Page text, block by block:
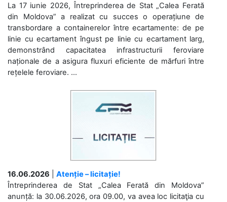
La 17 iunie 2026, Întreprinderea de Stat „Calea Ferată
din Moldova” a realizat cu succes o operațiune de
transbordare a containerelor între ecartamente: de pe
linie cu ecartament îngust pe linie cu ecartament larg,
demonstrând capacitatea infrastructurii feroviare
naționale de a asigura fluxuri eficiente de mărfuri între
rețelele feroviare. ...
16.06.2026
Atenție – licitație!
Întreprinderea de Stat „Calea Ferată din Moldova”
anunță: la 30.06.2026, ora 09.00, va avea loc licitaţia cu